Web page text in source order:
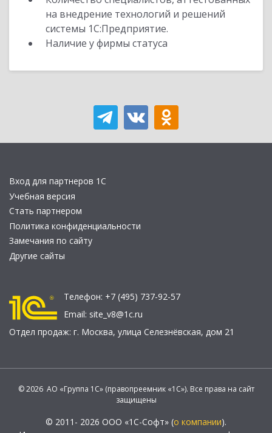
на внедрение технологий и решений
системы 1С:Предприятие.
Наличие у фирмы статуса
Вход для партнеров 1С
Учебная версия
Стать партнером
Политика конфиденциальности
Замечания по сайту
Другие сайты
Телефон: +7 (495) 737-92-57
Email: site_v8@1c.ru
Отдел продаж: г. Москва, улица Селезнёвская, дом 21
© 2026 АО «Группа 1С» (правопреемник «1С»). Все права на сайт
защищены
© 2011- 2026 ООО «1С-Софт» (о компании).